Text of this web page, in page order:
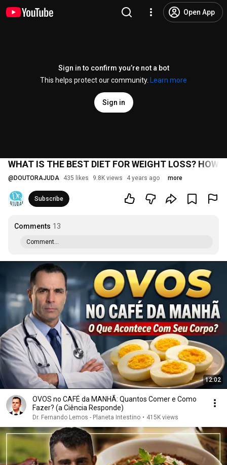
Open App
Sign in to confirm you’re not a bot
This helps protect our community.
Learn more
Sign in
WHAT IS THE BEST DIET FOR WEIGHT LOSS? HOW
@ DOUTORAJUDA 435 likes 9.8K views 4 years ago more
Subscribe
Comments 13
Comment...
12:02
OVOS no CAFÉ da MANHÃ: Quantos Comer e Como
Fazer? (a Ciência Responde)
Dr. Fernando Lemos - Planeta Intestino • 415K views